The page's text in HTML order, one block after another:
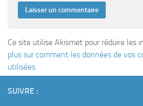
Ce site utilise Akismet pour réduire les
plus sur comment les données de vos
utilisées.
SUIVRE :